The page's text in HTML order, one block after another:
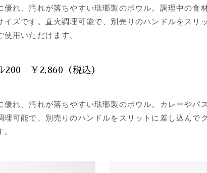
優れ、汚れが落ちやすい琺瑯製のボウル。調理中の食
イズです。直火調理可能で、別売りのハンドルをスリ
用いただけます。
200｜￥2,860（税込）
優れ、汚れが落ちやすい琺瑯製のボウル。カレーやパ
理可能で、別売りのハンドルをスリットに差し込んで